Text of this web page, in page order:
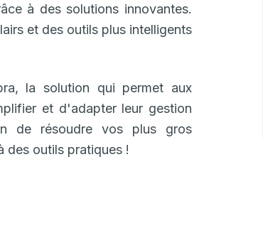
à des solutions innovantes.
et des outils plus intelligents
la solution qui permet aux
et d'adapter leur gestion
de résoudre vos plus gros
des outils pratiques !